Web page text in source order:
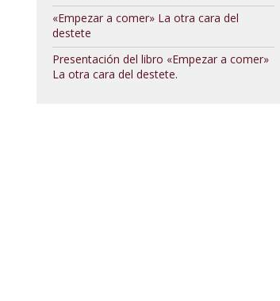
«Empezar a comer» La otra cara del
destete
Presentación del libro «Empezar a comer»
La otra cara del destete.